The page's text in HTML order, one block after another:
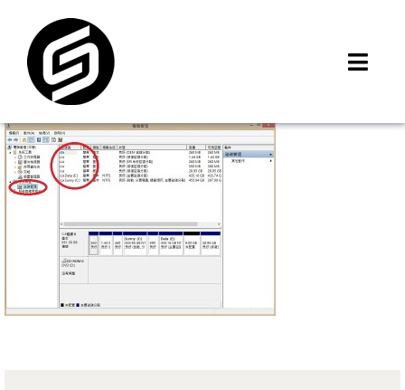
content
門市據點
iMCheck APP
iPhone 回收價
線上商城
3C租賃
MSI 舊換新